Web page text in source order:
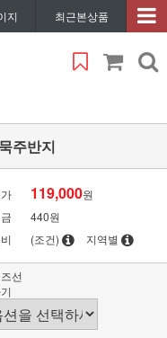
지 최근본상품
주반지
119,000원
440원
(조건) 지역별
선